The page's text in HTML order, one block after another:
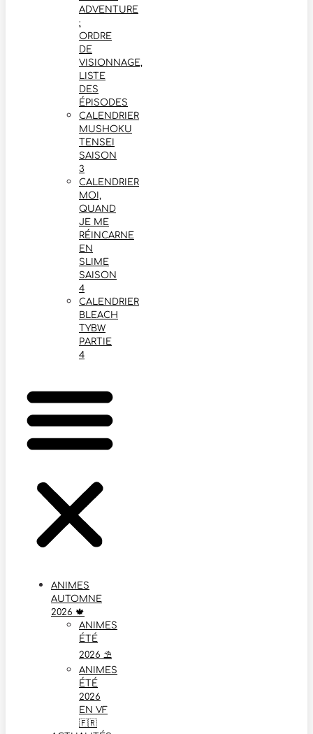
ADVENTURE
:
ORDRE
DE
VISIONNAGE,
LISTE
DES
ÉPISODES
CALENDRIER
MUSHOKU
TENSEI
SAISON
3
CALENDRIER
MOI,
QUAND
JE ME
RÉINCARNE
EN
SLIME
SAISON
4
CALENDRIER
BLEACH
TYBW
PARTIE
4
ANIMES
AUTOMNE
2026 🍁
ANIMES
ÉTÉ
2026 ⛱️
ANIMES
ÉTÉ
2026
EN VF
🇫🇷